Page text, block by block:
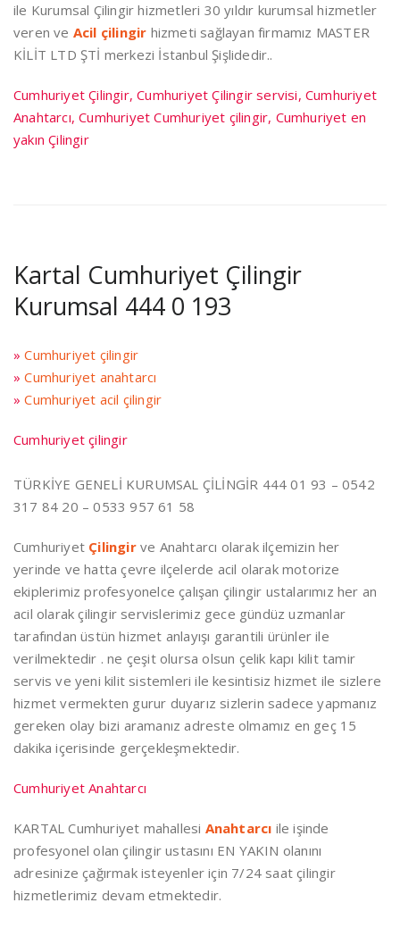
ile Kurumsal Çilingir hizmetleri 30 yıldır kurumsal hizmetler
veren ve Acil çilingir hizmeti sağlayan firmamız MASTER
KİLİT LTD ŞTİ merkezi İstanbul Şişlidedir..
Cumhuriyet Çilingir, Cumhuriyet Çilingir servisi, Cumhuriyet
Anahtarcı, Cumhuriyet Cumhuriyet çilingir, Cumhuriyet en
yakın Çilingir
Kartal Cumhuriyet Çilingir
Kurumsal 444 0 193
» Cumhuriyet çilingir
» Cumhuriyet anahtarcı
» Cumhuriyet acil çilingir
Cumhuriyet çilingir
TÜRKİYE GENELİ KURUMSAL ÇİLİNGİR 444 01 93 – 0542
317 84 20 – 0533 957 61 58
Cumhuriyet Çilingirve Anahtarcı olarak ilçemizin her
yerinde ve hatta çevre ilçelerde acil olarak motorize
ekiplerimiz profesyonelce çalışan çilingir ustalarımız her an
acil olarak çilingir servislerimiz gece gündüz uzmanlar
tarafından üstün hizmet anlayışı garantili ürünler ile
verilmektedir . ne çeşit olursa olsun çelik kapı kilit tamir
servis ve yeni kilit sistemleri ile kesintisiz hizmet ile sizlere
hizmet vermekten gurur duyarız sizlerin sadece yapmanız
gereken olay bizi aramanız adreste olmamız en geç 15
dakika içerisinde gerçekleşmektedir.
Cumhuriyet Anahtarcı
KARTAL Cumhuriyet mahallesi Anahtarcı ile işinde
profesyonel olan çilingir ustasını EN YAKIN olanını
adresinize çağırmak isteyenler için 7/24 saat çilingir
hizmetlerimiz devam etmektedir.